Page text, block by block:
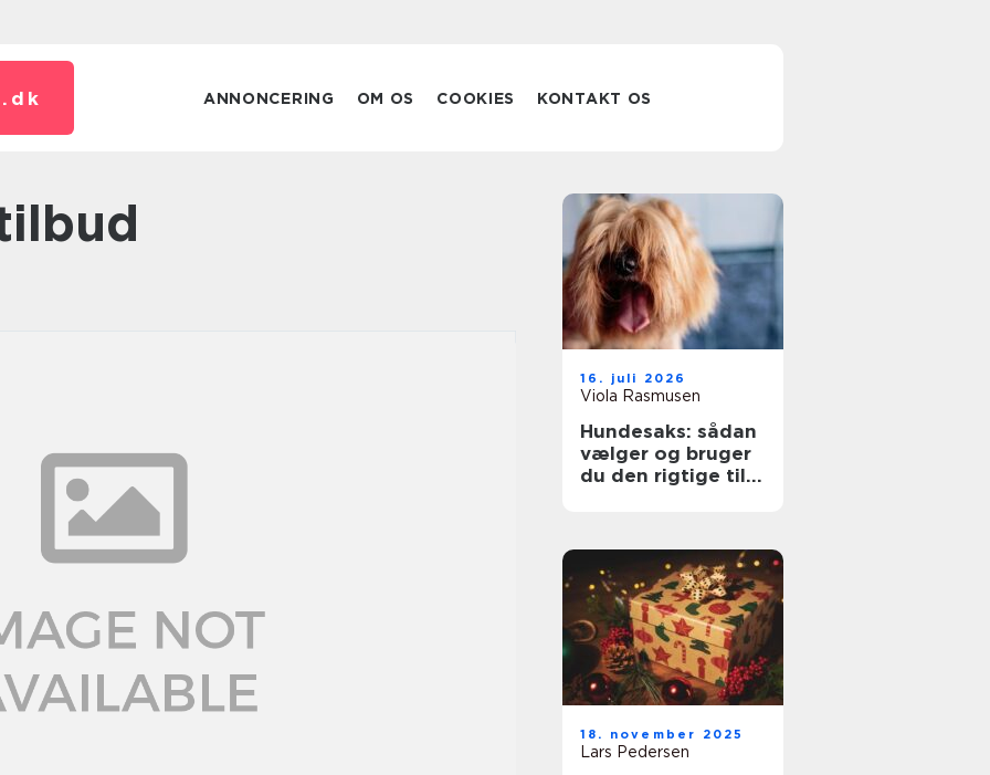
dk ANNONCERING OM OS COOKIES KONTAKT OS
16. juli 2026
Viola Rasmusen
Hundesaks: sådan
vælger og bruger
du den rigtige til
18. november 2025
Lars Pedersen